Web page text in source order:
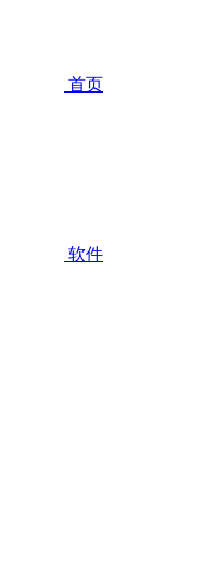
首页
软件